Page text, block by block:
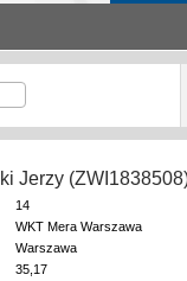
Jerzy
14
WKT Mera Warszawa
Warszawa
35,17